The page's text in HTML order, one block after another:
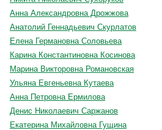
Анна Александровна Дрожжова
Анатолий Геннадьевич Скурлатов
Елена Германовна Соловьева
Карина Константиновна Косинова
Марина Викторовна Романовская
Ульяна Евгеньевна Кутаева
Анна Петровна Ермилова
Денис Николаевич Саржанов
Екатерина Михайловна Гущина